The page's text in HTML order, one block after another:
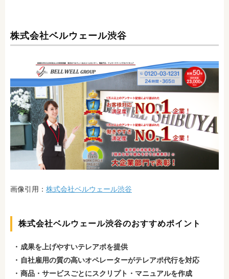
株式会社ベルウェール渋谷
画像引用： 株式会社ベルウェール渋谷
株式会社ベルウェール渋谷のおすすめポイント
成果を上げやすいテレアポを提供
自社雇用の質の高いオペレーターがテレアポ代行を対応
商品・サービスごとにスクリプト・マニュアルを作成